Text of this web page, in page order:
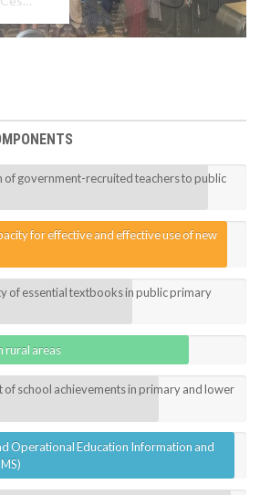
of government-recruited teachers to public
for effective and effective use of new
of essential textbooks in public primary
rural areas
of school achievements in primary and lower
Operational Education Information and